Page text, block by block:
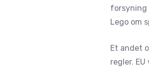
forsyning
Lego om
Et andet
regler.